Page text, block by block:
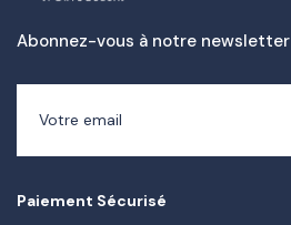
Abonnez-vous à notre newsletter
Paiement Sécurisé